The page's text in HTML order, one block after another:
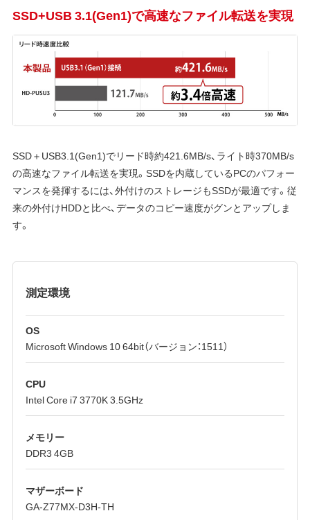
SSD+USB 3.1(Gen1)で高速なファイル転送を実現
SSD＋USB3.1(Gen1)でリード時約421.6MB/s、ライト時370MB/s
の高速なファイル転送を実現。SSDを内蔵しているPCのパフォー
マンスを発揮するには、外付けのストレージもSSDが最適です。従
来の外付けHDDと比べ、データのコピー速度がグンとアップしま
す。
測定環境
OS
Microsoft Windows 10 64bit（バージョン：1511）
CPU
Intel Core i7 3770K 3.5GHz
メモリー
DDR3 4GB
マザーボード
GA-Z77MX-D3H-TH